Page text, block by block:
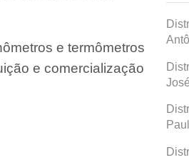
e termômetros
e comercialização
José